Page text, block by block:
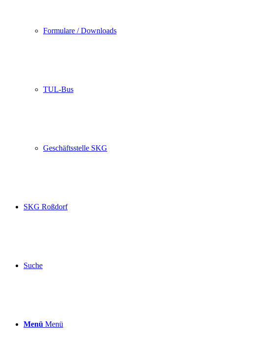
Formulare / Downloads
TUL-Bus
Geschäftsstelle SKG
SKG Roßdorf
Suche
Menü Menü